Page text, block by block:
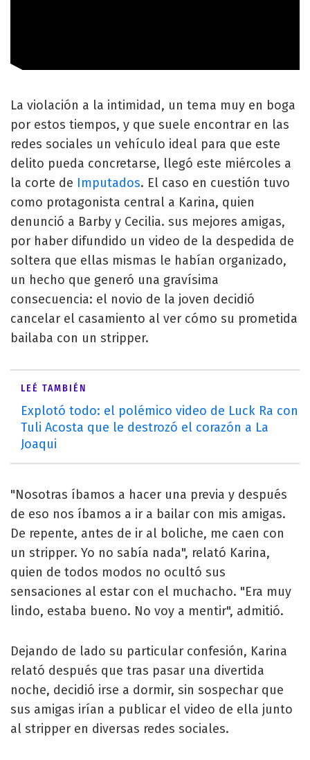
La violación a la intimidad, un tema muy en boga
por estos tiempos, y que suele encontrar en las
redes sociales un vehículo ideal para que este
delito pueda concretarse, llegó este miércoles a
la corte de Imputados. El caso en cuestión tuvo
como protagonista central a Karina, quien
denunció a Barby y Cecilia. sus mejores amigas,
por haber difundido un video de la despedida de
soltera que ellas mismas le habían organizado,
un hecho que generó una gravísima
consecuencia: el novio de la joven decidió
cancelar el casamiento al ver cómo su prometida
bailaba con un stripper.
LEÉ TAMBIÉN
Explotó todo: el polémico video de Luck Ra con
Tuli Acosta que le destrozó el corazón a La
Joaqui
"Nosotras íbamos a hacer una previa y después
de eso nos íbamos a ir a bailar con mis amigas.
De repente, antes de ir al boliche, me caen con
un stripper. Yo no sabía nada", relató Karina,
quien de todos modos no ocultó sus
sensaciones al estar con el muchacho. "Era muy
lindo, estaba bueno. No voy a mentir", admitió.
Dejando de lado su particular confesión, Karina
relató después que tras pasar una divertida
noche, decidió irse a dormir, sin sospechar que
sus amigas irían a publicar el video de ella junto
al stripper en diversas redes sociales.